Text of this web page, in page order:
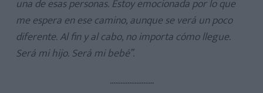
una de esas personas. Estoy emocionada por lo que
me espera en ese camino, aunque se verá un poco
diferente. Al fin y al cabo, no importa cómo llegue.
Será mi hijo. Será mi bebé”.
.........................